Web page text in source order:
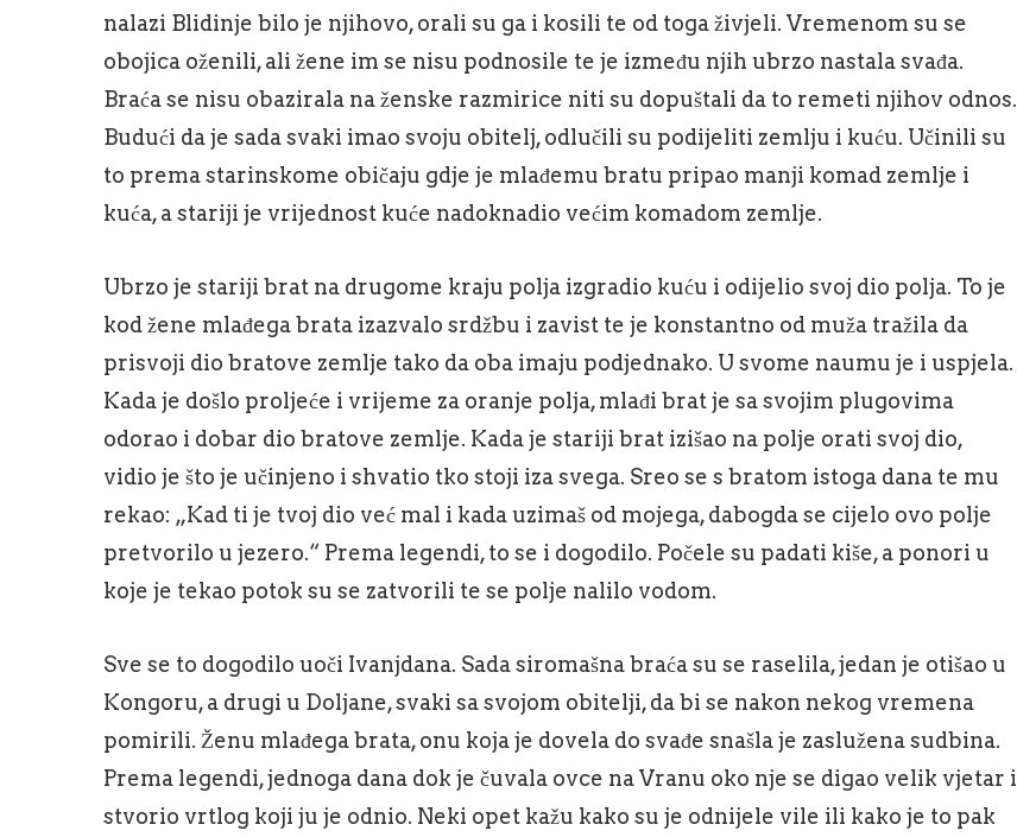
nalazi Blidinje bilo je njihovo, orali su ga i kosili te od toga živjeli. Vremenom su se
obojica oženili, ali žene im se nisu podnosile te je između njih ubrzo nastala svađa.
Braća se nisu obazirala na ženske razmirice niti su dopuštali da to remeti njihov odnos.
Budući da je sada svaki imao svoju obitelj, odlučili su podijeliti zemlju i kuću. Učinili su
to prema starinskome običaju gdje je mlađemu bratu pripao manji komad zemlje i
kuća, a stariji je vrijednost kuće nadoknadio većim komadom zemlje.
Ubrzo je stariji brat na drugome kraju polja izgradio kuću i odijelio svoj dio polja. To je
kod žene mlađega brata izazvalo srdžbu i zavist te je konstantno od muža tražila da
prisvoji dio bratove zemlje tako da oba imaju podjednako. U svome naumu je i uspjela.
Kada je došlo proljeće i vrijeme za oranje polja, mlađi brat je sa svojim plugovima
odorao i dobar dio bratove zemlje. Kada je stariji brat izišao na polje orati svoj dio,
vidio je što je učinjeno i shvatio tko stoji iza svega. Sreo se s bratom istoga dana te mu
rekao: „Kad ti je tvoj dio već mal i kada uzimaš od mojega, dabogda se cijelo ovo polje
pretvorilo u jezero.“ Prema legendi, to se i dogodilo. Počele su padati kiše, a ponori u
koje je tekao potok su se zatvorili te se polje nalilo vodom.
Sve se to dogodilo uoči Ivanjdana. Sada siromašna braća su se raselila, jedan je otišao u
Kongoru, a drugi u Doljane, svaki sa svojom obitelji, da bi se nakon nekog vremena
pomirili. Ženu mlađega brata, onu koja je dovela do svađe snašla je zaslužena sudbina.
Prema legendi, jednoga dana dok je čuvala ovce na Vranu oko nje se digao velik vjetar i
stvorio vrtlog koji ju je odnio. Neki opet kažu kako su je odnijele vile ili kako je to pak